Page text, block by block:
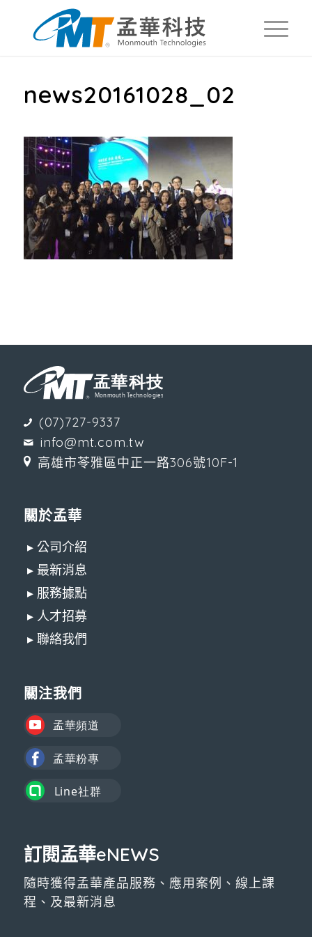
news20161028_02
(07)727-9337
info@mt.com.tw
高雄市苓雅區中正一路306號10F-1
關於孟華
▸ 公司介紹
▸ 最新消息
▸ 服務據點
▸ 人才招募
▸ 聯絡我們
關注我們
訂閱孟華eNEWS
隨時獲得孟華產品服務、應用案例、線上課
程、及最新消息